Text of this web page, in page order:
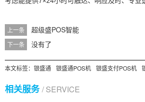
上一条 超级盛POS智能
下一条 没有了
本文标签： 银盛通 银盛通POS机 银盛支付POS机
相关服务/ SERVICE